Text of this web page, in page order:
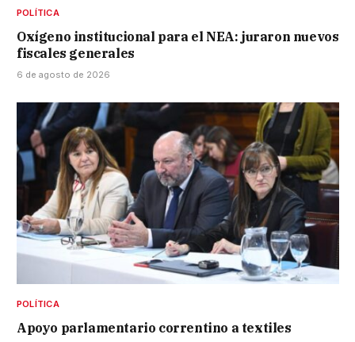
POLÍTICA
Oxígeno institucional para el NEA: juraron nuevos
fiscales generales
6 de agosto de 2026
POLÍTICA
Apoyo parlamentario correntino a textiles